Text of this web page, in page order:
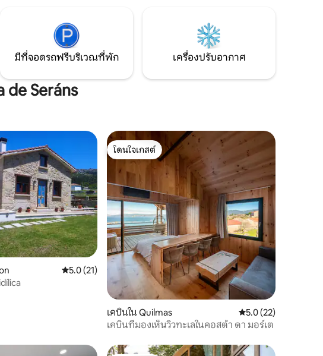
ต่างหากสำหรับใช้ร่วมกัน
มีที่จอดรถฟรีบริเวณที่พัก เครื่องปรับอากาศ
Seráns
คะแนนเฉลี่ย 5.0 จาก 5, 21 รีวิว
5.0 (21)
โดนใจเกสต์
โดนใจเกสต์
เคบินใน Quilmas คะแนนเฉลี่ย 5.0 จาก
5.0 (22)
เคบินที่มองเห็นวิวทะเลในคอสต้า ดา มอร์เต